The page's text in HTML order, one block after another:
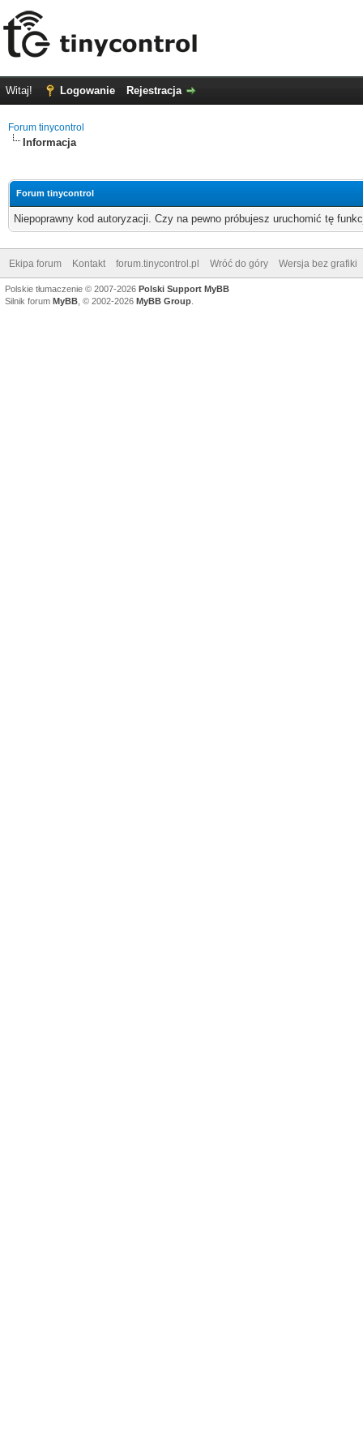
Witaj! Logowanie Rejestracja
Forum tinycontrol
Informacja
Forum tinycontrol
Niepoprawny kod autoryzacji. Czy na pewno próbujesz uruchomić tę
Ekipa forum Kontakt forum.tinycontrol.pl Wróć do góry Wersja bez grafiki
Polskie tłumaczenie © 2007-2026 Polski Support MyBB
Silnik forum MyBB , © 2002-2026 MyBB Group